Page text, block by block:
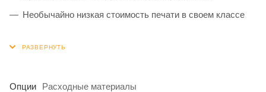
Необычайно низкая стоимость печати в своем классе
Опции Расходные материалы